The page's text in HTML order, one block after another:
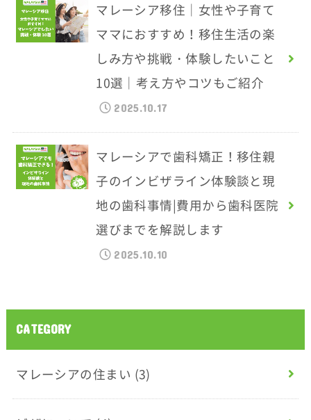
マレーシア移住｜女性や子育て
ママにおすすめ！移住生活の楽
しみ方や挑戦・体験したいこと
10選｜考え方やコツもご紹介
2025.10.17
マレーシアで歯科矯正！移住親
子のインビザライン体験談と現
地の歯科事情|費用から歯科医院
選びまでを解説します
2025.10.10
CATEGORY
マレーシアの住まい (3)